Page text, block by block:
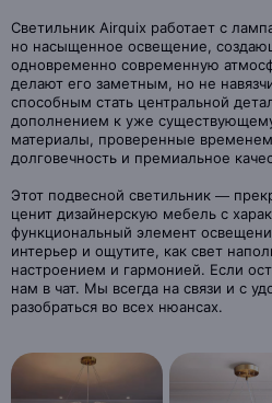
Светильник Airquix работает с
но насыщенное освещение,
одновременно современную
делают его заметным, но не
способным стать центральной
дополнением к уже
материалы, проверенные
долговечность и премиальное
Этот подвесной светильник —
ценит дизайнерскую мебель с
функциональный элемент
интерьер и ощутите, как свет
настроением и гармонией. Если
нам в чат. Мы всегда на связи и с
разобраться во всех нюансах.